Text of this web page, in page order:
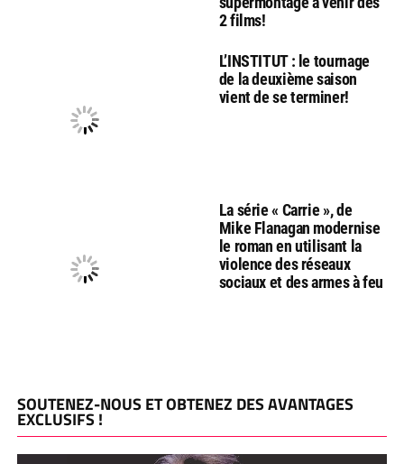
2 films!
L’INSTITUT : le tournage
de la deuxième saison
vient de se terminer!
La série « Carrie », de
Mike Flanagan modernise
le roman en utilisant la
violence des réseaux
sociaux et des armes à feu
SOUTENEZ-NOUS ET OBTENEZ DES AVANTAGES
EXCLUSIFS !